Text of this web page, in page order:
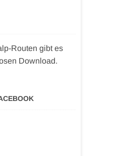
Routen gibt es
Download.